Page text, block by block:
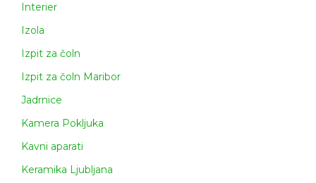
Interier
Izola
Izpit za čoln
Izpit za čoln Maribor
Jadrnice
Kamera Pokljuka
Kavni aparati
Keramika Ljubljana